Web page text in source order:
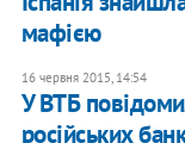
мафією
16 червня 2015, 14:54
У ВТБ
російських